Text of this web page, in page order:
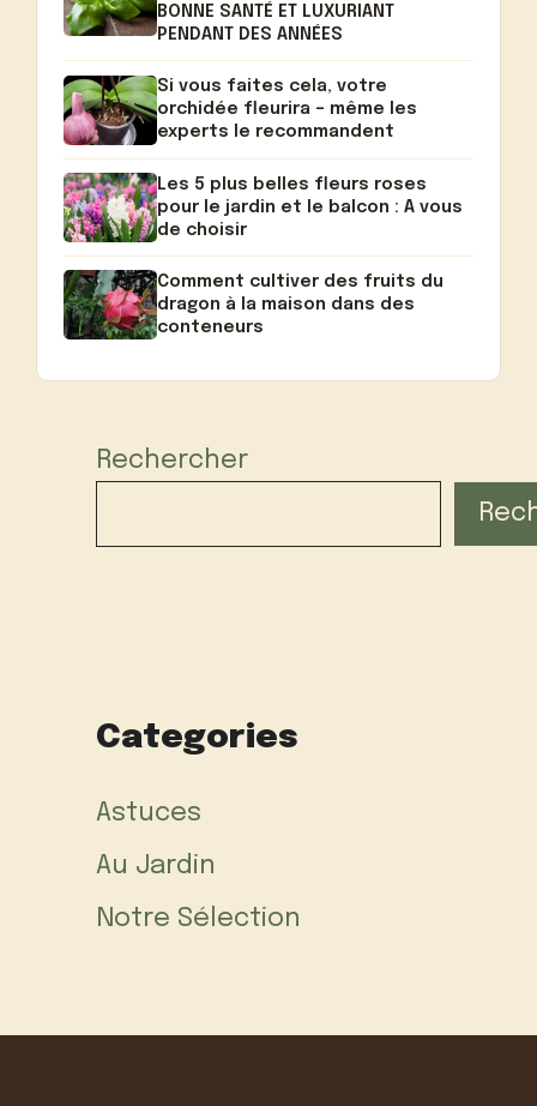
BONNE SANTÉ ET LUXURIANT
PENDANT DES ANNÉES
Si vous faites cela, votre
orchidée fleurira – même les
experts le recommandent
Les 5 plus belles fleurs roses
pour le jardin et le balcon : A vous
de choisir
Comment cultiver des fruits du
dragon à la maison dans des
conteneurs
Rechercher
Categories
Astuces
Au Jardin
Notre Sélection